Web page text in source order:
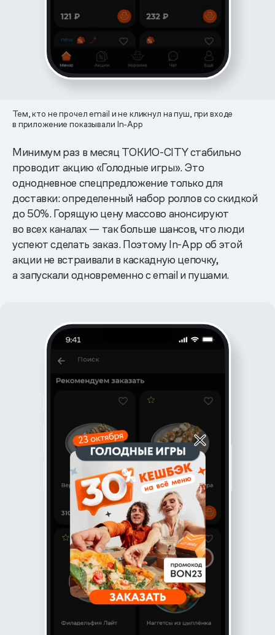
Тем, кто не прочел email и не кликнул на пуш, при входе
в приложение показывали In-App
Минимум раз в месяц ТОКИО-CITY стабильно
проводит акцию «Голодные игры». Это
однодневное спецпредложение только для
доставки: определенный набор роллов со скидкой
до 50%. Горящую цену массово анонсируют
во всех каналах — так больше шансов, что люди
успеют сделать заказ. Поэтому In-App об этой
акции не встраивали в каскадную цепочку,
а запускали одновременно с email и пушами.